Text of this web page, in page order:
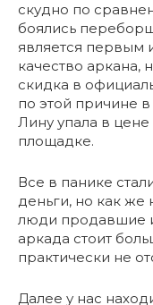
скудно по
боялись
является первым
качество аркана,
скидка в
по этой причине
Лину упала в
площадке.
Все в панике
деньги, но как же
люди продавшие и
аркада стоит
практически не
Далее у нас